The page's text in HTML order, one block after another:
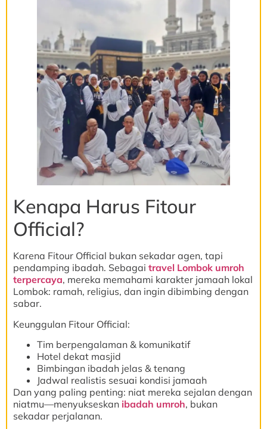
Kenapa Harus Fitour
Official?
Karena Fitour Official bukan sekadar agen, tapi
pendamping ibadah. Sebagai travel Lombok umroh
terpercaya, mereka memahami karakter jamaah lokal
Lombok: ramah, religius, dan ingin dibimbing dengan
sabar.
Keunggulan Fitour Official:
Tim berpengalaman & komunikatif
Hotel dekat masjid
Bimbingan ibadah jelas & tenang
Jadwal realistis sesuai kondisi jamaah
Dan yang paling penting: niat mereka sejalan dengan
niatmu—menyukseskan ibadah umroh, bukan
sekadar perjalanan.